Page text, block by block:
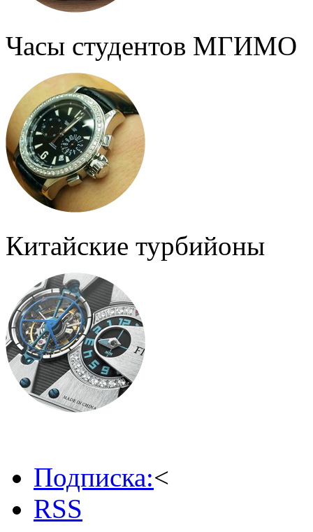
Часы студентов МГИМО
Китайские турбийоны
Подписка:<
RSS